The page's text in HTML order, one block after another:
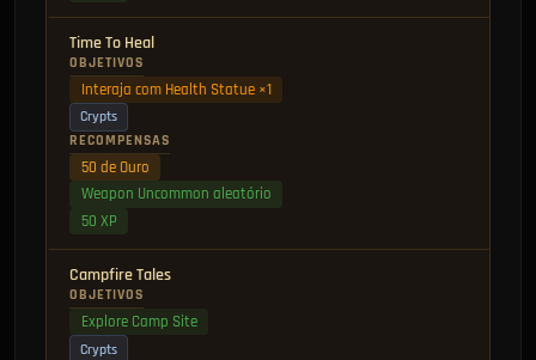
Time To Heal
OBJETIVOS
Interaja com Health Statue ×1
Crypts
RECOMPENSAS
50 de Ouro
Weapon Uncommon aleatório
50 XP
Campfire Tales
OBJETIVOS
Explore Camp Site
Crypts